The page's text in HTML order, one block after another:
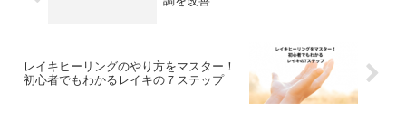
レイキヒーリングのやり方をマスター！
初心者でもわかるレイキの７ステップ